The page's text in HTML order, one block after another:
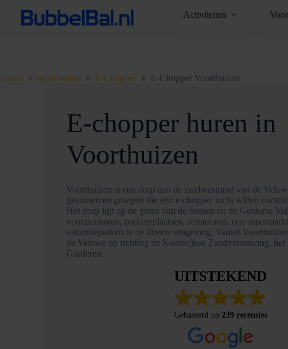
Activiteiten
Home Activiteiten E-Chopper E-Chopper Voorthuizen
E-chopper huren in
Voorthuizen
Voorthuizen is een dorp aan de zuidwestrand van de
gezinnen en groepen die een e-chopper tocht willen
Het dorp ligt op de grens van de bossen en de Gelderse
voorzieningen, parkeerplaatsen, restaurants, een
vakantieparken in de directe omgeving. Vanuit
de Veluwe op richting de Kootwijkse Zandverstuiving, het
Garderen.
UITSTEKEND
Gebaseerd op 239 recensies